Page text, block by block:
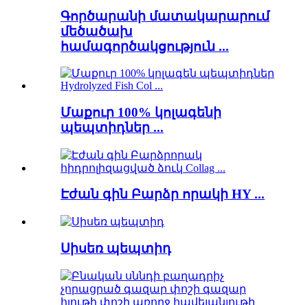
Գործարանի մատակարարում
մեծածախ
համագործակցություն ...
Մաքուր 100% կոլագենի
պեպտիդներ ...
Էժան գին Բարձր որակի HY ...
Սիսեռ պեպտիդ